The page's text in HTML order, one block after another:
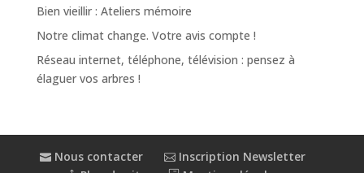
Bien vieillir : Ateliers mémoire
Notre climat change. Votre avis compte !
Réseau internet, téléphone, télévision : pensez à
élaguer vos arbres !
Nous contacter
Inscription Newsletter